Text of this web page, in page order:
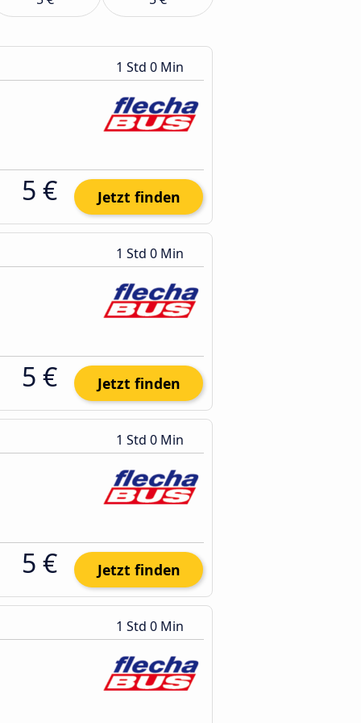
1 Std 0 Min
5 € Jetzt finden
1 Std 0 Min
5 € Jetzt finden
1 Std 0 Min
5 € Jetzt finden
1 Std 0 Min